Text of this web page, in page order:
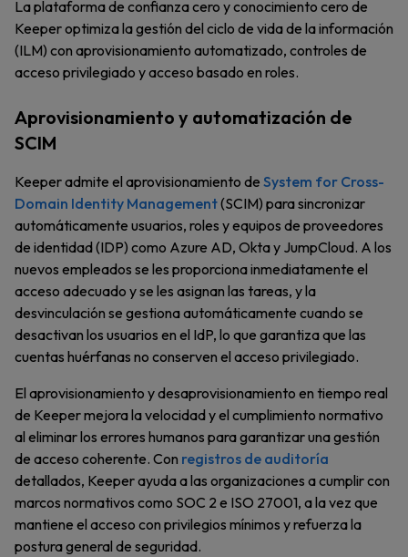
La plataforma de confianza cero y conocimiento cero de
Keeper optimiza la gestión del ciclo de vida de la información
(ILM) con aprovisionamiento automatizado, controles de
acceso privilegiado y acceso basado en roles.
Aprovisionamiento y automatización de
SCIM
Keeper admite el aprovisionamiento de System for Cross-
Domain Identity Management(SCIM) para sincronizar
automáticamente usuarios, roles y equipos de proveedores
de identidad (IDP) como Azure AD, Okta y JumpCloud. A los
nuevos empleados se les proporciona inmediatamente el
acceso adecuado y se les asignan las tareas, y la
desvinculación se gestiona automáticamente cuando se
desactivan los usuarios en el IdP, lo que garantiza que las
cuentas huérfanas no conserven el acceso privilegiado.
El aprovisionamiento y desaprovisionamiento en tiempo real
de Keeper mejora la velocidad y el cumplimiento normativo
al eliminar los errores humanos para garantizar una gestión
de acceso coherente. Con registros de auditoría
detallados, Keeper ayuda a las organizaciones a cumplir con
marcos normativos como SOC 2 e ISO 27001, a la vez que
mantiene el acceso con privilegios mínimos y refuerza la
postura general de seguridad.